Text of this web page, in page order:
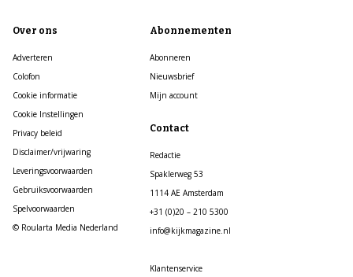
Over ons
Adverteren
Colofon
Cookie informatie
Cookie Instellingen
Privacy beleid
Disclaimer/vrijwaring
Leveringsvoorwaarden
Gebruiksvoorwaarden
Spelvoorwaarden
© Roularta Media Nederland
Abonnementen
Abonneren
Nieuwsbrief
Mijn account
Contact
Redactie
Spaklerweg 53
1114 AE Amsterdam
+31 (0)20 – 210 5300
info@kijkmagazine.nl
Klantenservice